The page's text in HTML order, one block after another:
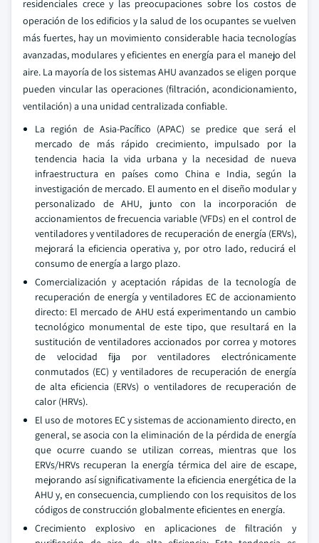
residenciales crece y las preocupaciones sobre los costos de
operación de los edificios y la salud de los ocupantes se vuelven
más fuertes, hay un movimiento considerable hacia tecnologías
avanzadas, modulares y eficientes en energía para el manejo del
aire. La mayoría de los sistemas AHU avanzados se eligen porque
pueden vincular las operaciones (filtración, acondicionamiento,
ventilación) a una unidad centralizada confiable.
La región de Asia-Pacífico (APAC) se predice que será el
mercado de más rápido crecimiento, impulsado por la
tendencia hacia la vida urbana y la necesidad de nueva
infraestructura en países como China e India, según la
investigación de mercado. El aumento en el diseño modular y
personalizado de AHU, junto con la incorporación de
accionamientos de frecuencia variable (VFDs) en el control de
ventiladores y ventiladores de recuperación de energía (ERVs),
mejorará la eficiencia operativa y, por otro lado, reducirá el
consumo de energía a largo plazo.
Comercialización y aceptación rápidas de la tecnología de
recuperación de energía y ventiladores EC de accionamiento
directo: El mercado de AHU está experimentando un cambio
tecnológico monumental de este tipo, que resultará en la
sustitución de ventiladores accionados por correa y motores
de velocidad fija por ventiladores electrónicamente
conmutados (EC) y ventiladores de recuperación de energía
de alta eficiencia (ERVs) o ventiladores de recuperación de
calor (HRVs).
El uso de motores EC y sistemas de accionamiento directo, en
general, se asocia con la eliminación de la pérdida de energía
que ocurre cuando se utilizan correas, mientras que los
ERVs/HRVs recuperan la energía térmica del aire de escape,
mejorando así significativamente la eficiencia energética de la
AHU y, en consecuencia, cumpliendo con los requisitos de los
códigos de construcción globalmente eficientes en energía.
Crecimiento explosivo en aplicaciones de filtración y